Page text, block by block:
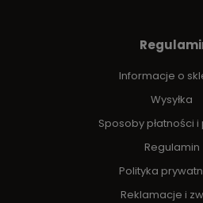
Informacje o
Wysyłka
Sposoby płatności
Regulamin
Polityka
Reklamacje i